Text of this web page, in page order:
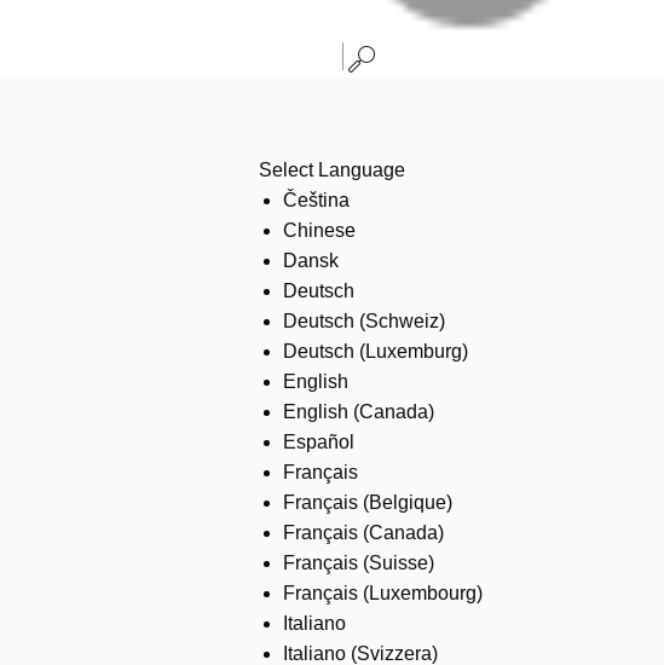
Select Language
Čeština
Chinese
Dansk
Deutsch
Deutsch (Schweiz)
Deutsch (Luxemburg)
English
English (Canada)
Español
Français
Français (Belgique)
Français (Canada)
Français (Suisse)
Français (Luxembourg)
Italiano
Italiano (Svizzera)